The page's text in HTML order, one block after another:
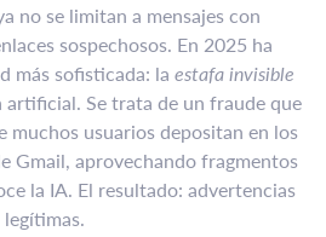
no se limitan a mensajes con
sospechosos. En 2025 ha
más sofisticada: la estafa invisible
Se trata de un fraude que
muchos usuarios depositan en los
Gmail, aprovechando fragmentos
la IA. El resultado: advertencias